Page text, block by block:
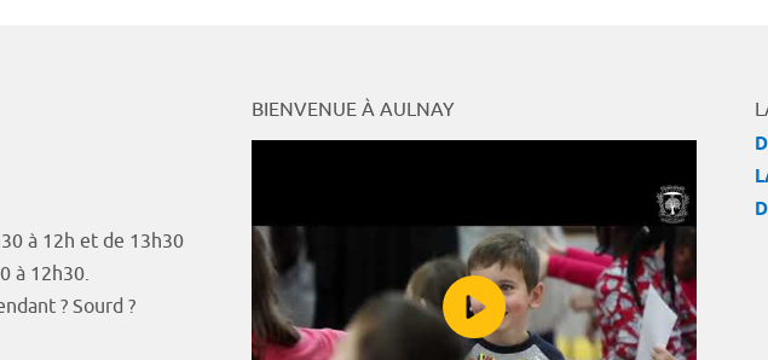
à 12h et de 13h30
à 12h30.
? Sourd ?
BIENVENUE À AULNAY